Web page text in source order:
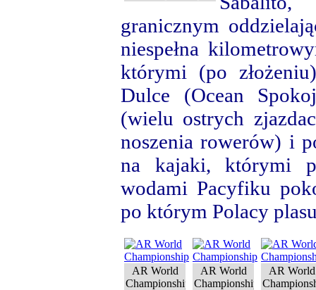
granicznym
niespełna
którymi (po
Dulce (Ocean
(wielu ostrych
noszenia rowerów) i
na kajaki, którymi
wodami Pacyfiku
po którym Polacy
AR World
Championship
AR World
Championship
AR World